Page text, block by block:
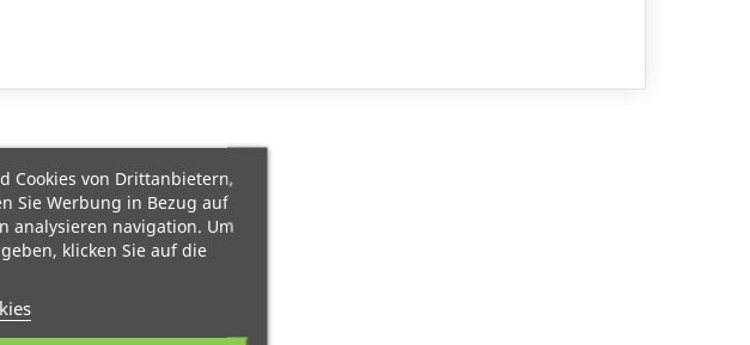
Cookies von Drittanbietern,
Sie Werbung in Bezug auf
analysieren navigation. Um
klicken Sie auf die